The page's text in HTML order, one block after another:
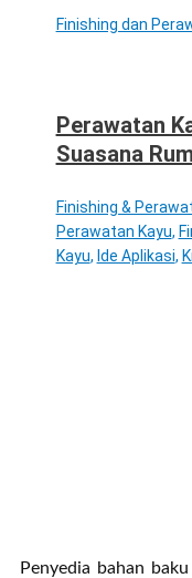
Finishing dan
Perawatan
Suasana
Finishing &
Perawatan Kayu,
Kayu, Ide Aplikasi,
Penyedia bahan